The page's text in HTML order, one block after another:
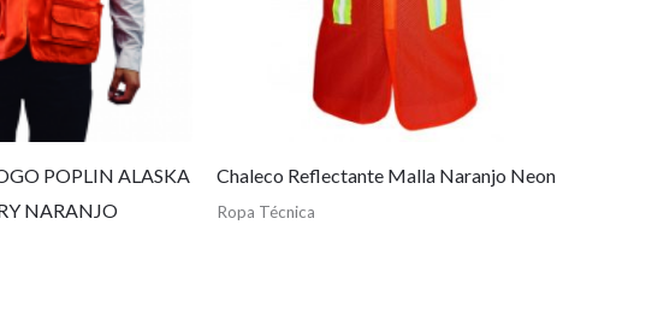
POPLIN ALASKA
NARANJO
Chaleco Reflectante Malla Naranjo Neon
Ropa Técnica